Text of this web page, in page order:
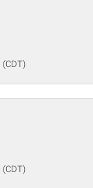
(CDT)
(CDT)